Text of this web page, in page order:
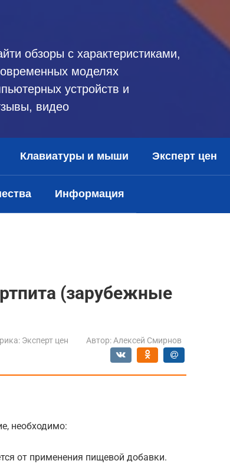
обзоры с характеристиками,
моделях
устройств и
видео
Клавиатуры и мыши Эксперт цен
Информация
(зарубежные
Эксперт цен Автор: Алексей Смирнов
необходимо:
от применения пищевой добавки.